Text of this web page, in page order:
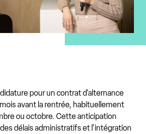
pour un contrat d'alternance
avant la rentrée, habituellement
ou octobre. Cette anticipation
délais administratifs et l'intégration